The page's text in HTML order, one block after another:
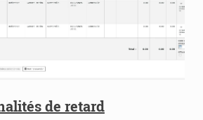
de retard